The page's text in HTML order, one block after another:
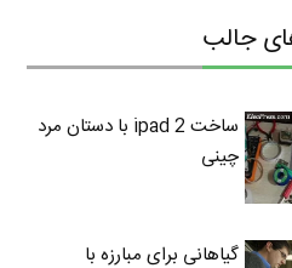
جالب
ساخت ipad 2 با دستان مرد
چینی
گیاهانی برای مبارزه با